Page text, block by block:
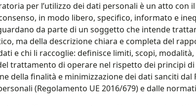
per l’utilizzo dei dati personali è un atto con
in modo libero, specifico, informato e
da parte di un soggetto che intende
ma della descrizione chiara e completa del
e chi li raccoglie: definisce limiti, scopi,
trattamento di operare nel rispetto dei principi
della finalità e minimizzazione dei dati sanciti
(Regolamento UE 2016/679) e dalle